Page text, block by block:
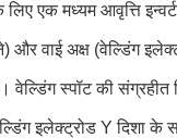
एक मध्यम आवृत्ति
वाई अक्ष (वेल्डिंग
वेल्डिंग स्पॉट की
इलेक्ट्रोड Y दिशा